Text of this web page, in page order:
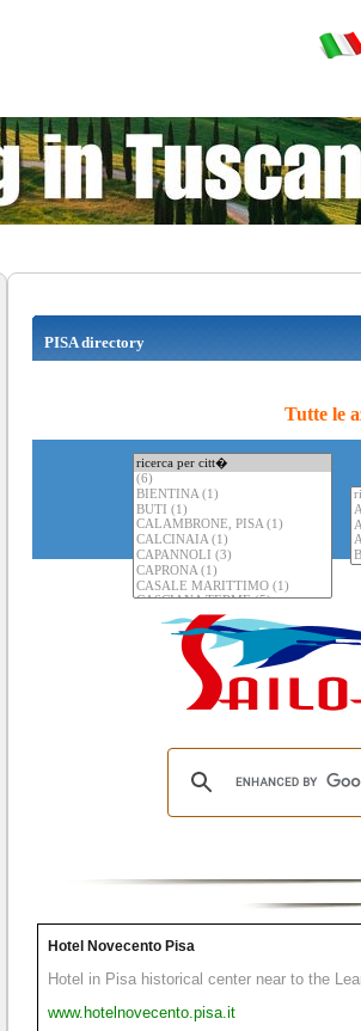
PISA directory
Tutte le
Hotel Novecento Pisa
Hotel in Pisa historical center near to the
www.hotelnovecento.pisa.it